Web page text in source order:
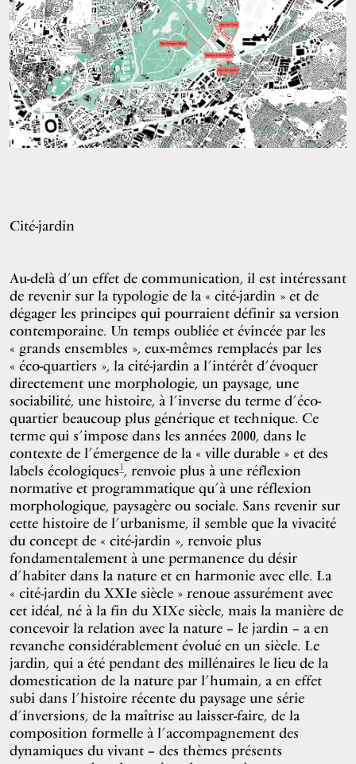
Cité-jardin
Au-delà d’un effet de communication, il est intéressant
de revenir sur la typologie de la « cité-jardin » et de
dégager les principes qui pourraient définir sa version
contemporaine. Un temps oubliée et évincée par les
« grands ensembles », eux-mêmes remplacés par les
« éco-quartiers », la cité-jardin a l’intérêt d’évoquer
directement une morphologie, un paysage, une
sociabilité, une histoire, à l’inverse du terme d’éco-
quartier beaucoup plus générique et technique. Ce
terme qui s’impose dans les années 2000, dans le
contexte de l’émergence de la « ville durable » et des
labels écologiques1, renvoie plus à une réflexion
normative et programmatique qu’à une réflexion
morphologique, paysagère ou sociale. Sans revenir sur
cette histoire de l’urbanisme, il semble que la vivacité
du concept de « cité-jardin », renvoie plus
fondamentalement à une permanence du désir
d’habiter dans la nature et en harmonie avec elle. La
« cité-jardin du XXIe siècle » renoue assurément avec
cet idéal, né à la fin du XIXe siècle, mais la manière de
concevoir la relation avec la nature – le jardin – a en
revanche considérablement évolué en un siècle. Le
jardin, qui a été pendant des millénaires le lieu de la
domestication de la nature par l’humain, a en effet
subi dans l’histoire récente du paysage une série
d’inversions, de la maîtrise au laisser-faire, de la
composition formelle à l’accompagnement des
dynamiques du vivant – des thèmes présents